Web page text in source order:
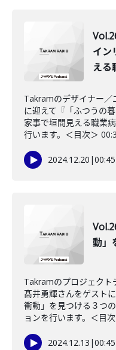
イン
える
Takramのデザイナー／
に迎えて『「ふつうの
家事で垣間見える職業
行います。＜目次＞
2024.12.20 |
動」
Takramのプロジェクト
髙井勇輝さんをゲスト
衝動」を見つける３つ
ョンを行います。＜目
2024.12.13 |